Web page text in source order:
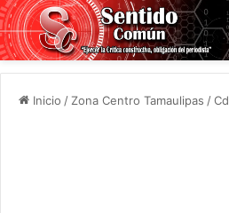
Inicio / Zona Centro Tamaulipas /